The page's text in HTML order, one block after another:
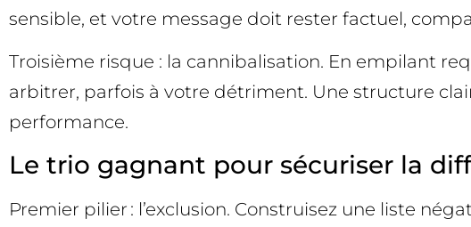
sensible, et votre message doit rester factuel,
Troisième risque : la cannibalisation. En empilant
arbitrer, parfois à votre détriment. Une structure
performance.
Le trio gagnant pour sécuriser la
Premier pilier : l’exclusion. Construisez une liste